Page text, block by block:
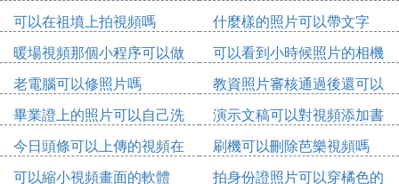
可以在祖墳上拍視頻嗎
什麼樣的照片可以帶文字
暖場視頻那個小程序可以做
可以看到小時候照片的相機
老電腦可以修照片嗎
教資照片審核通過後還可以
修改嗎
畢業證上的照片可以自己洗
嗎
演示文稿可以對視頻添加書
簽嗎
今日頭條可以上傳的視頻在
哪裡
刷機可以刪除芭樂視頻嗎
可以縮小視頻畫面的軟體
拍身份證照片可以穿橘色的